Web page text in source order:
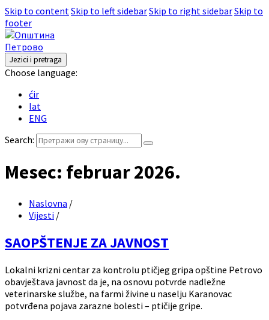
Skip to contentSkip to left sidebarSkip to right sidebarSkip to
footer
Jezici i pretraga
Choose language:
ćir
lat
ENG
Search:
Mesec: februar 2026.
Naslovna /
Vijesti /
SAOPŠTENJE ZA JAVNOST
Lokalni krizni centar za kontrolu ptičjeg gripa opštine Petrovo
obavještava javnost da je, na osnovu potvrde nadležne
veterinarske službe, na farmi živine u naselju Karanovac
potvrđena pojava zarazne bolesti – ptičije gripe.